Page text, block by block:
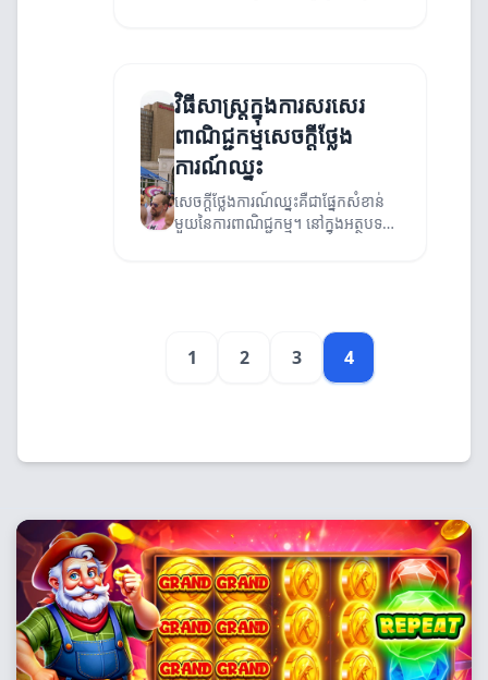
វិធីសាស្រ្តក្នុងការសរសេរ
ពាណិជ្ជកម្មសេចក្ដីថ្លែង
ការណ៍ឈ្នះ
សេចក្ដីថ្លែងការណ៍ឈ្នះគឺជាផ្នែកសំខាន់
មួយនៃការពាណិជ្ជកម្ម។ នៅក្នុងអត្ថបទ
1 2 3 4